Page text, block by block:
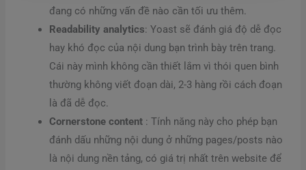
đang có những vấn đề nào cần tối ưu thêm.
Readability analytics: Yoast sẽ đánh giá độ dễ đọc
hay khó đọc của nội dung bạn trình bày trên trang.
Cái này mình không cần thiết lắm vì thói quen bình
thường không viết đoạn dài, 2-3 hàng rồi cách đoạn
là đã dễ đọc.
Cornerstone content: Tính năng này cho phép bạn
đánh dấu những nội dung ở những pages/posts nào
là nội dung nền tảng, có giá trị nhất trên website để